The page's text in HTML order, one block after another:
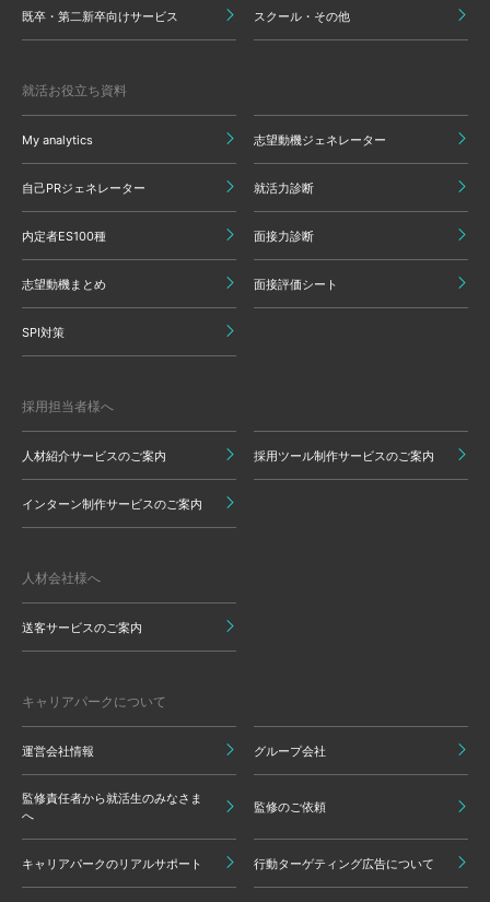
既卒・第二新卒向けサービス スクール・その他
就活お役立ち資料
My analytics 志望動機ジェネレーター
自己PRジェネレーター 就活力診断
内定者ES100種 面接力診断
志望動機まとめ 面接評価シート
SPI対策
採用担当者様へ
人材紹介サービスのご案内 採用ツール制作サービスのご案内
インターン制作サービスのご案内
人材会社様へ
送客サービスのご案内
キャリアパークについて
運営会社情報 グループ会社
監修責任者から就活生のみなさま
へ
監修のご依頼
キャリアパークのリアルサポート 行動ターゲティング広告について